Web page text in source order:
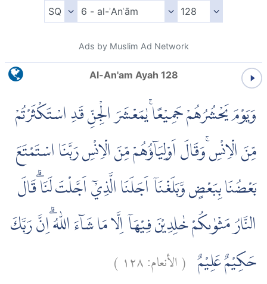
Ads by Muslim Ad Network
Al-An'am Ayah 128
وَيَوْمَ يَحْشُرُهُمْ جَمِيْعًاۚ يٰمَعْشَرَ الْجِنِّ قَدِ اسْتَكْثَرْتُمْ
مِّنَ الْاِنْسِ ۚوَقَالَ اَوْلِيَاۤؤُهُمْ مِّنَ الْاِنْسِ رَبَّنَا اسْتَمْتَعَ
بَعْضُنَا بِبَعْضٍ وَّبَلَغْنَآ اَجَلَنَا الَّذِيْٓ اَجَّلْتَ لَنَا ۗقَالَ
النَّارُ مَثْوٰىكُمْ خٰلِدِيْنَ فِيْهَآ اِلَّا مَا شَاۤءَ اللّٰهُ ۗاِنَّ رَبَّكَ
حَكِيْمٌ عَلِيْمٌ (الأنعام:١٢٨ )